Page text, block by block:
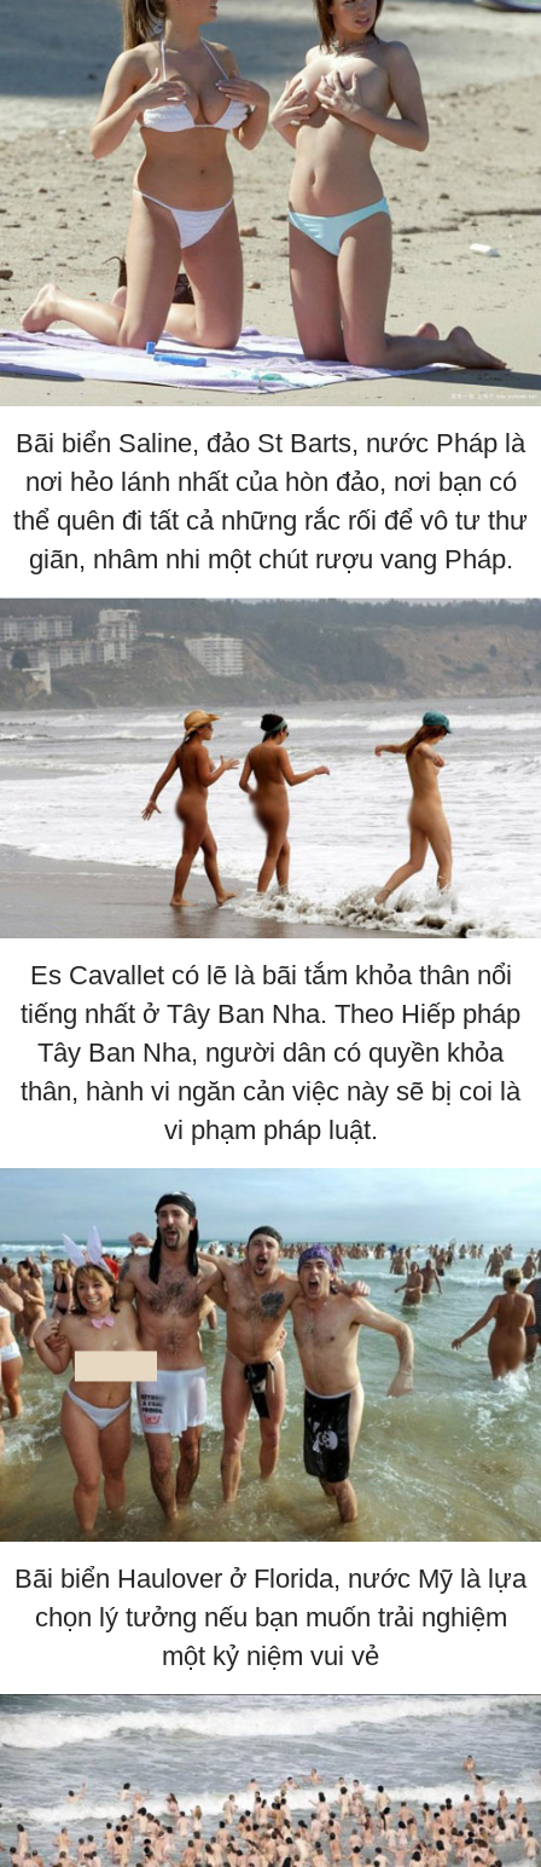
Bãi biển Saline, đảo St Barts, nước Pháp là
nơi hẻo lánh nhất của hòn đảo, nơi bạn có
thể quên đi tất cả những rắc rối để vô tư thư
giãn, nhâm nhi một chút rượu vang Pháp.
Es Cavallet có lẽ là bãi tắm khỏa thân nổi
tiếng nhất ở Tây Ban Nha. Theo Hiếp pháp
Tây Ban Nha, người dân có quyền khỏa
thân, hành vi ngăn cản việc này sẽ bị coi là
vi phạm pháp luật.
Bãi biển Haulover ở Florida, nước Mỹ là lựa
chọn lý tưởng nếu bạn muốn trải nghiệm
một kỷ niệm vui vẻ